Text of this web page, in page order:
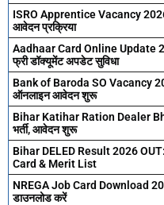
ISRO Apprentice Vacancy 2026:
आवेदन प्रक्रिया
Aadhaar Card Online Update
फ्री डॉक्यूमेंट अपडेट सुविधा
Bank of Baroda SO Vacancy
ऑनलाइन आवेदन शुरू
Bihar Katihar Ration Dealer
भर्ती, आवेदन शुरू
Bihar DELED Result 2026 OUT:
Card & Merit List
NREGA Job Card Download
डाउनलोड करें